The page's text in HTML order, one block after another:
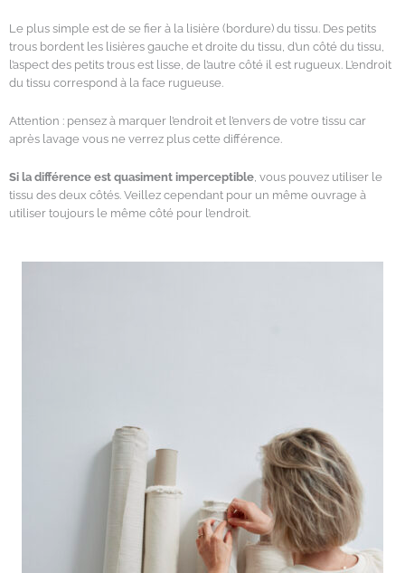
Le plus simple est de se fier à la lisière (bordure) du tissu. Des petits
trous bordent les lisières gauche et droite du tissu, d’un côté du tissu,
l’aspect des petits trous est lisse, de l’autre côté il est rugueux. L’endroit
du tissu correspond à la face rugueuse.
Attention : pensez à marquer l’endroit et l’envers de votre tissu car
après lavage vous ne verrez plus cette différence.
Si la différence est quasiment imperceptible, vous pouvez utiliser le
tissu des deux côtés. Veillez cependant pour un même ouvrage à
utiliser toujours le même côté pour l’endroit.